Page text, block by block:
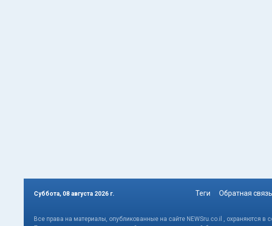
Суббота, 08 августа 2026 г. Теги Обратная связь
Все права на материалы, опубликованные на сайте NEWSru.co.il , охраняются в